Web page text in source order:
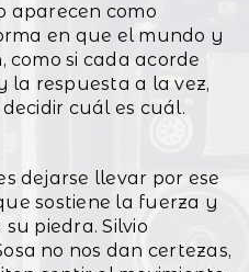
aparecen como
en que el mundo y
como si cada acorde
respuesta a la vez,
cuál es cuál.
dejarse llevar por ese
sostiene la fuerza y
piedra. Silvio
no nos dan certezas,